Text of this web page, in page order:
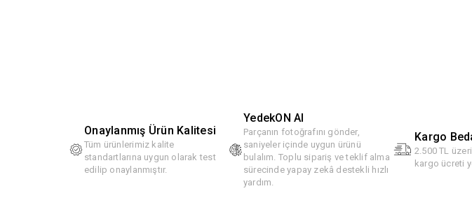
Onaylanmış Ürün Kalitesi
Tüm ürünlerimiz kalite
standartlarına uygun olarak test
edilip onaylanmıştır.
YedekON AI
Parçanın fotoğrafını gönder,
saniyeler içinde uygun ürünü
bulalım. Toplu sipariş ve teklif alma
sürecinde yapay zekâ destekli hızlı
yardım.
Kargo
2.500 TL
kargo ücreti